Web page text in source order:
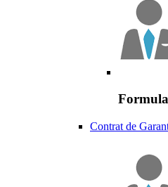
Contrat de